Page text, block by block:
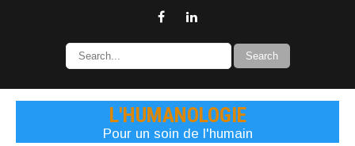
L'HUMANOLOGIE
Pour un soin de l'humain